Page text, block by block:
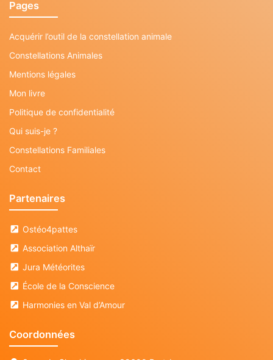
Pages
Acquérir l’outil de la constellation animale
Constellations Animales
Mentions légales
Mon livre
Politique de confidentialité
Qui suis-je ?
Constellations Familiales
Contact
Partenaires
Ostéo4pattes
Association Althaïr
Jura Météorites
École de la Conscience
Harmonies en Val d’Amour
Coordonnées